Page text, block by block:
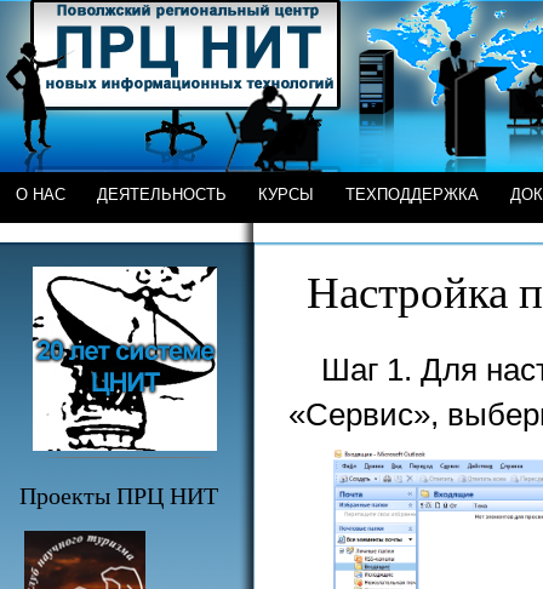
О НАС ДЕЯТЕЛЬНОСТЬ КУРСЫ ТЕХПОДДЕРЖКА
Проекты ПРЦ НИТ
Настройка
Шаг 1. Для
«Сервис»,